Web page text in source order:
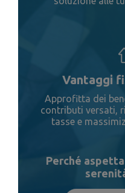
Vantaggi
Approfitta dei
contributi versati,
tasse e
Perché